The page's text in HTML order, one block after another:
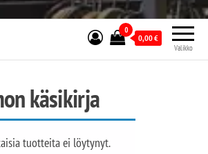
kivijalkakauppa Helsingissä Kallion
sydämessä.
Valikko
0
0,00€
käsikirja
tuotteita ei löytynyt.